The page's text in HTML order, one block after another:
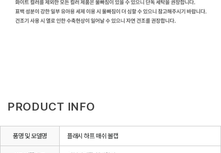
PRODUCT INFO
품명 및 모델명 플래시 하프 매쉬 볼캡